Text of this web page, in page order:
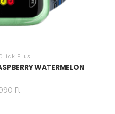
Plus
WATERMELON
Ft